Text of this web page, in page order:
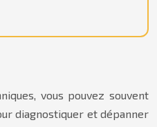
vous pouvez souvent
diagnostiquer et dépanner